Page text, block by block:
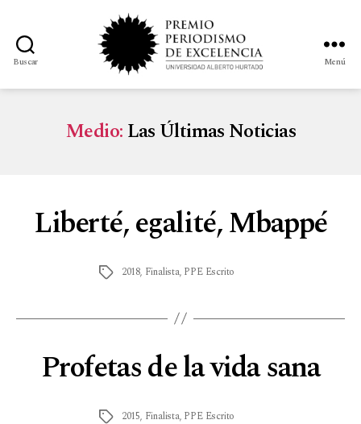
Buscar Menú
Medio:Las Últimas Noticias
Liberté, egalité, Mbappé
2018, Finalista, PPE Escrito
Profetas de la vida sana
2015, Finalista, PPE Escrito